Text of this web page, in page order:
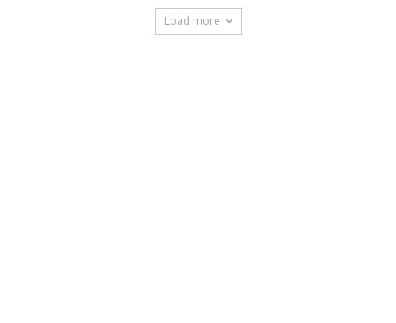
Load more